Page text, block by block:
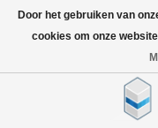
0artikelen
Door het gebruiken van
cookies om onze